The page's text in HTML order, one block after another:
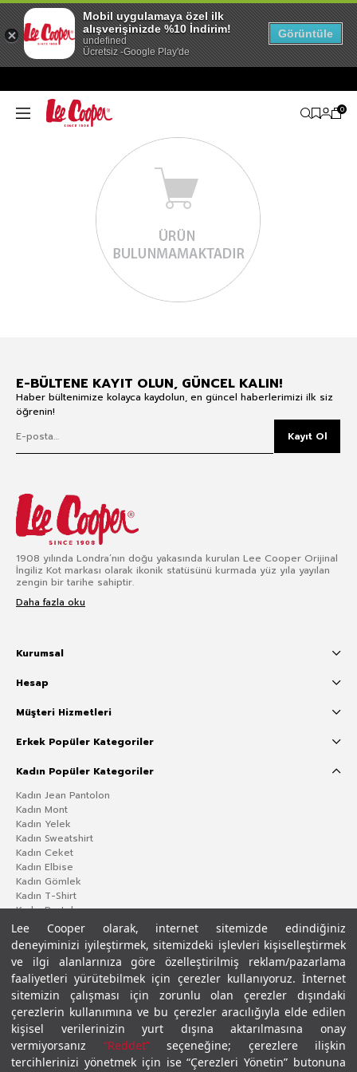
Lee Cooper olarak, internet sitemizde edindiğiniz
deneyiminizi iyileştirmek, sitemizdeki işlevleri kişiselleştirmek
ve ilgi alanlarınıza göre özelleştirilmiş reklam/pazarlama
faaliyetleri yürütebilmek için çerezler kullanıyoruz. İnternet
sitemizin çalışması için zorunlu olan çerezler dışındaki
çerezlerin kullanımına ve bu çerezler aracılığıyla elde edilen
kişisel verilerinizin yurt dışına aktarılmasına onay
vermiyorsanız “Reddet”seçeneğine; çerezlere ilişkin
tercihlerinizi yönetmek için ise “Çerezleri Yönetin” butonuna
0
E-BÜLTENE KAYIT OLUN, GÜNCEL KALIN!
Haber bültenimize kolayca kaydolun, en güncel haberlerimizi ilk siz
öğrenin!
Kayıt Ol
1908 yılında Londra’nın doğu yakasında kurulan Lee Cooper Orijinal
İngiliz Kot markası olarak ikonik statüsünü kurmada yüz yıla yayılan
zengin bir tarihe sahiptir.
Daha fazla oku
Kurumsal
Hesap
Müşteri Hizmetleri
Erkek Popüler Kategoriler
Kadın Popüler Kategoriler
Kadın Jean Pantolon
Kadın Mont
Kadın Yelek
Kadın Sweatshirt
Kadın Ceket
Kadın Elbise
Kadın Gömlek
Kadın T-Shirt
Kadın Pantolon
Gizlilik PolitikasıÇerez PolitikasıKVKK Aydınlatma MetniŞartlar ve Koşullar
Mobil uygulamaya özel ilk
alışverişinizde %10 İndirim!
undefined
Ücretsiz -Google Play'de
Görüntüle